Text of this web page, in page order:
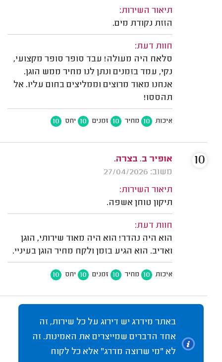
תיאור השירות:
הזזת נקודת מים.
חוות דעת:
סלאח היה מעולה! עבד סופר סופר מקצועי,
נקי, עמד בזמנים ונתן לנו מחיר ממש הוגן.
אנחנו מאוד מרוצים וממליצים בחום עליו. אל
תהססו!
איכות 10 מחיר 10 זמנים 10 יחס 10
אופיר ב. בצרה.
משוב: 27/04/2026
תיאור השירות:
תיקון טוחן אשפה.
חוות דעת:
הוא היה נהדר! הוא היה מאוד שירותי, הוגן
ואדיב. הוא הגיע בזמן ולקח מחיר הוגן בעיניי.
איכות 10 מחיר 10 זמנים 10 יחס 10
10
באתר מידרג יש דירוג על כל שירות, זה
אחד הדברים שמייצרים את האמינות. זה
לא "מי שרוצה מדרג" אלא כל לקוח